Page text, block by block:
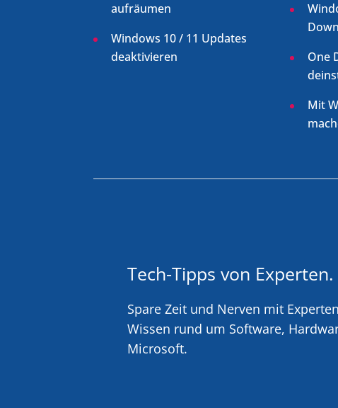
aufräumen
Windows 10 / 11 Updates
deaktivieren
One
Mit
Tech-Tipps von Experten.
Spare Zeit und Nerven mit
Wissen rund um Software,
Microsoft.